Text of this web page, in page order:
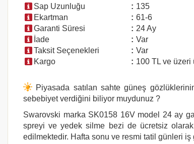
Sap Uzunluğu
: 135
Ekartman
: 61-6
Garanti Süresi
: 24 Ay
İade
: Var
Taksit Seçenekleri
: Var
Kargo
: 100 TL ve üzeri
Piyasada satılan sahte güneş
sebebiyet verdiğini biliyor muydunuz ?
Swarovski marka SK0158 16Vmodel 24 ay
spreyi ve yedek silme bezi de ücretsiz
edilmektedir. Hafta sonu ve resmi tatil günleri